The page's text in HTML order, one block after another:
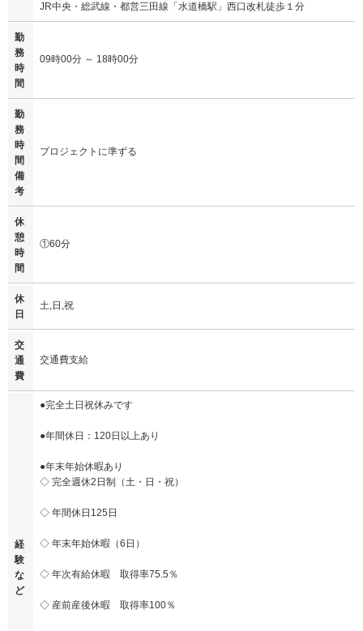
JR中央・総武線・都営三田線「水道橋駅」西口改札徒歩１分
勤
務
時
間
09時00分 ～ 18時00分
勤
務
時
間
備
考
プロジェクトに準ずる
休
憩
時
間
①60分
休
日
土,日,祝
交
通
費
交通費支給
経
験
な
ど
●完全土日祝休みです
●年間休日：120日以上あり
●年末年始休暇あり
◇ 完全週休2日制（土・日・祝）
◇ 年間休日125日
◇ 年末年始休暇（6日）
◇ 年次有給休暇 取得率75.5％
◇ 産前産後休暇 取得率100％